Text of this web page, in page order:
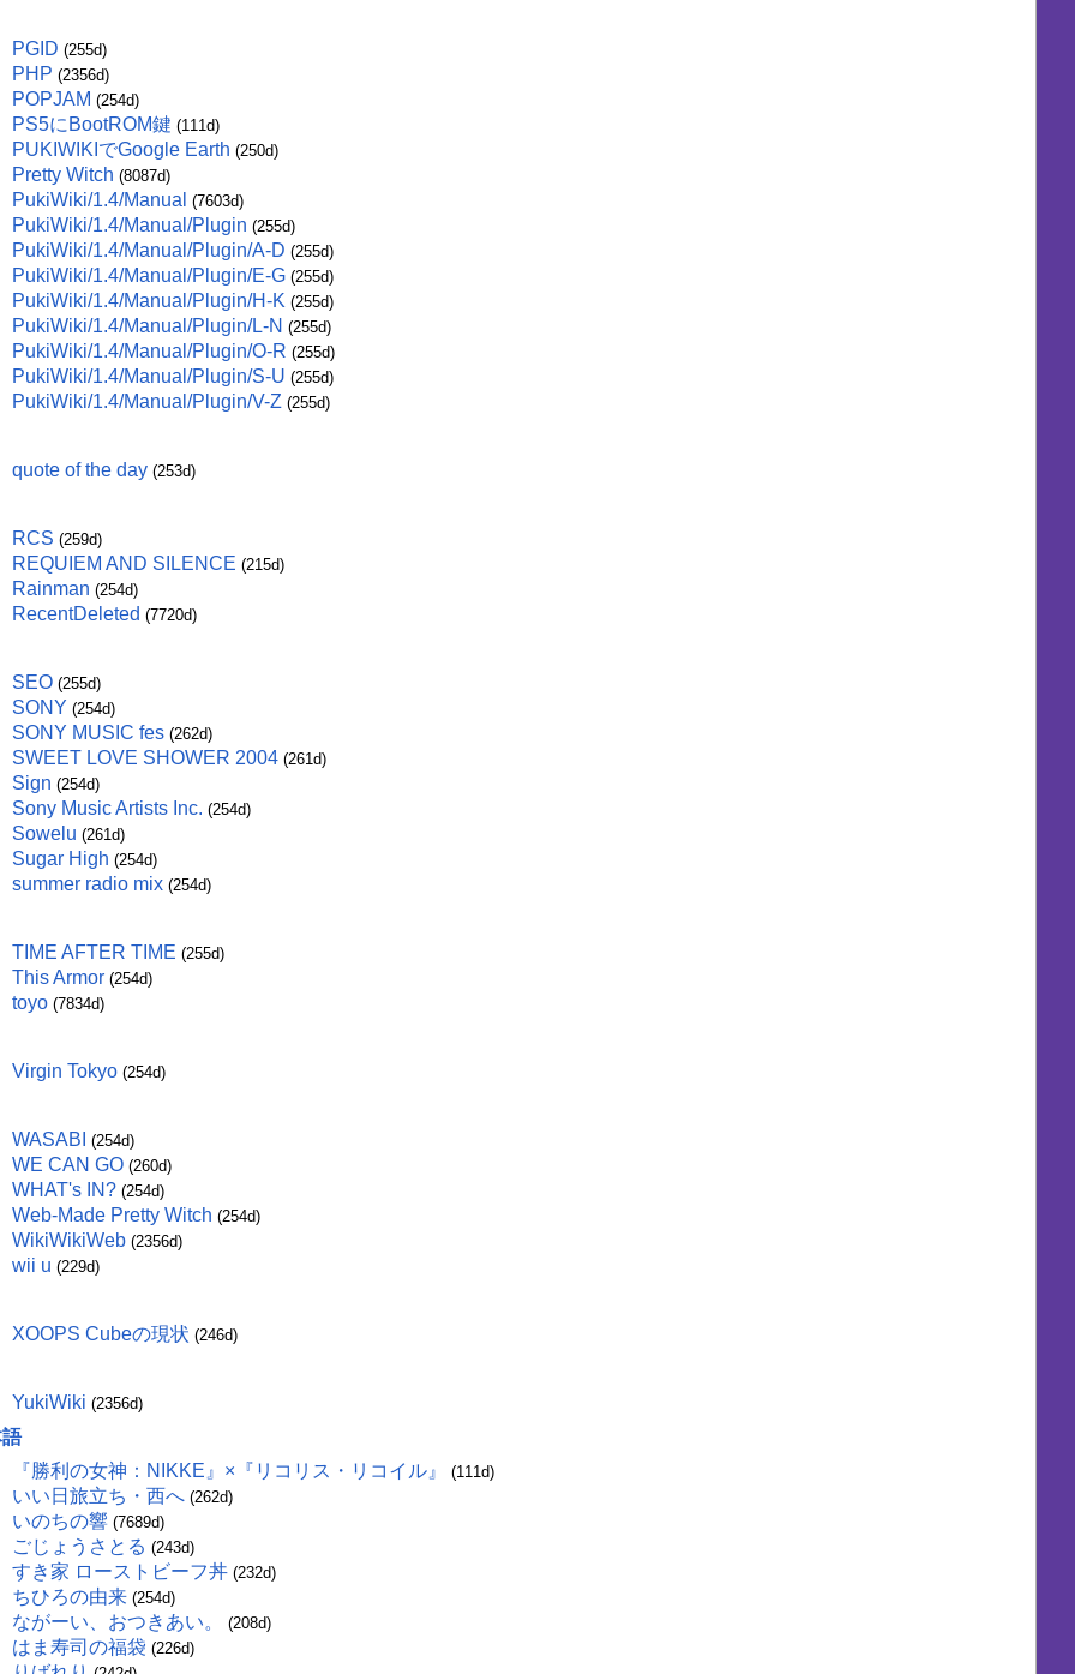
PGID (255d)
PHP (2356d)
POPJAM (254d)
PS5にBootROM鍵 (111d)
PUKIWIKIでGoogle Earth (250d)
Pretty Witch (8087d)
PukiWiki/1.4/Manual (7603d)
PukiWiki/1.4/Manual/Plugin (255d)
PukiWiki/1.4/Manual/Plugin/A-D (255d)
PukiWiki/1.4/Manual/Plugin/E-G (255d)
PukiWiki/1.4/Manual/Plugin/H-K (255d)
PukiWiki/1.4/Manual/Plugin/L-N (255d)
PukiWiki/1.4/Manual/Plugin/O-R (255d)
PukiWiki/1.4/Manual/Plugin/S-U (255d)
PukiWiki/1.4/Manual/Plugin/V-Z (255d)
quote of the day (253d)
RCS (259d)
REQUIEM AND SILENCE (215d)
Rainman (254d)
RecentDeleted (7720d)
SEO (255d)
SONY (254d)
SONY MUSIC fes (262d)
SWEET LOVE SHOWER 2004 (261d)
Sign (254d)
Sony Music Artists Inc. (254d)
Sowelu (261d)
Sugar High (254d)
summer radio mix (254d)
TIME AFTER TIME (255d)
This Armor (254d)
toyo (7834d)
Virgin Tokyo (254d)
WASABI (254d)
WE CAN GO (260d)
WHAT's IN? (254d)
Web-Made Pretty Witch (254d)
WikiWikiWeb (2356d)
wii u (229d)
XOOPS Cubeの現状 (246d)
YukiWiki (2356d)
『勝利の女神：NIKKE』×『リコリス・リコイル』
(111d)
いい日旅立ち・西へ (262d)
いのちの響 (7689d)
ごじょうさとる (243d)
すき家 ローストビーフ丼 (232d)
ちひろの由来 (254d)
ながーい、おつきあい。 (208d)
はま寿司の福袋 (226d)